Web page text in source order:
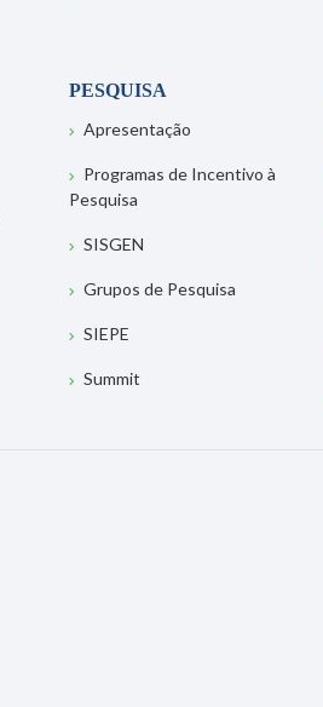
PESQUISA
Apresentação
Programas de Incentivo à
Pesquisa
SISGEN
Grupos de Pesquisa
SIEPE
Summit